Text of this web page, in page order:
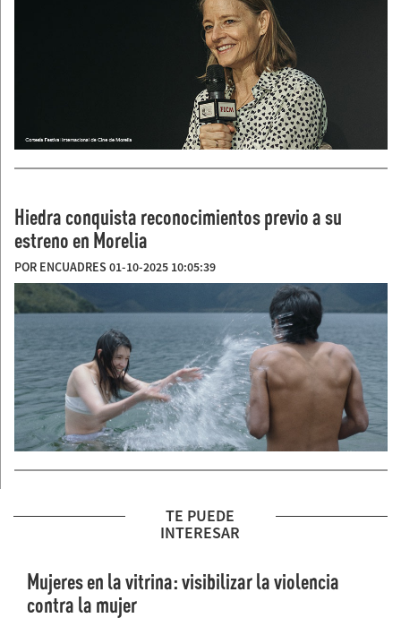
Hiedra conquista reconocimientos previo a su
estreno en Morelia
POR ENCUADRES 01-10-2025 10:05:39
TE PUEDE
INTERESAR
Mujeres en la vitrina: visibilizar la violencia
contra la mujer